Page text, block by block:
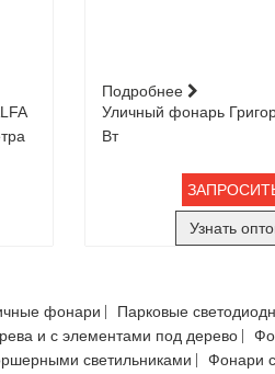
Подробнее
Уличный фонарь
Вт
Узнать
фонари
Парковые
и с элементами под дерево
светильниками
Фонари